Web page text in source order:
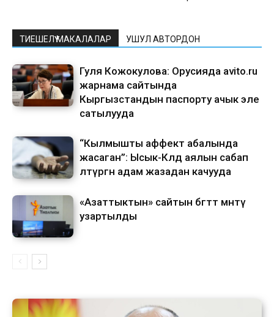
ТИЕШЕЛҮҮ МАКАЛАЛАР УШУЛ АВТОРДОН
Гуля Кожокулова: Орусияда avito.ru
жарнама сайтында
Кыргызстандын паспорту ачык эле
сатылууда
“Кылмышты аффект абалында
жасаган”: Ысык-Көлдө аялын сабап
өлтүргөн адам жазадан качууда
«Азаттыктын» сайтын бөгөттөө мөөнөтү
узартылды